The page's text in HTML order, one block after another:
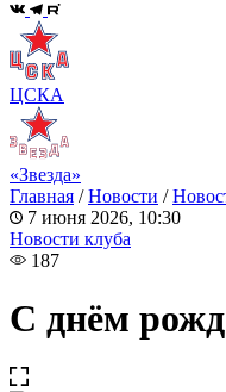
ЦСКА
«Звезда»
Главная /Новости /
7 июня 2026, 10:30
Новости клуба
187
С днём